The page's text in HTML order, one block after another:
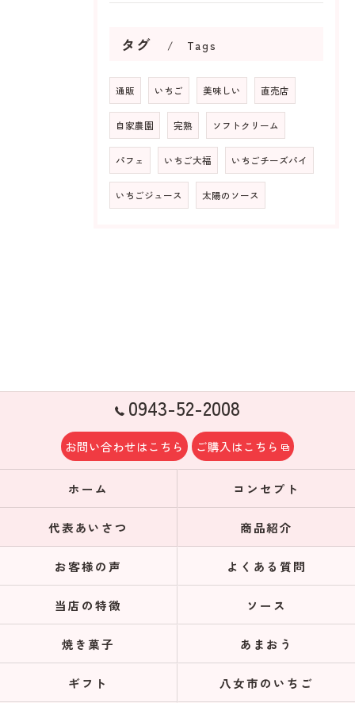
タグ Tags
通販 いちご 美味しい 直売店
自家農園 完熟 ソフトクリーム
パフェ いちご大福 いちごチーズパイ
いちごジュース 太陽のソース
0943-52-2008
お問い合わせはこちら ご購入はこちら
ホーム コンセプト
代表あいさつ 商品紹介
お客様の声 よくある質問
当店の特徴 ソース
焼き菓子 あまおう
ギフト 八女市のいちご